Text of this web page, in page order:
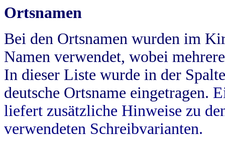
Ortsnamen
Bei den Ortsnamen wurden im
Namen verwendet, wobei
In dieser Liste wurde in der
deutsche Ortsname eingetragen.
liefert zusätzliche Hinweise zu
verwendeten Schreibvarianten.